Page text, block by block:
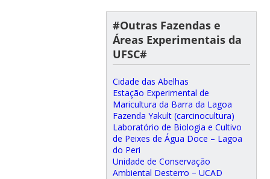
#Outras Fazendas e
Áreas Experimentais da
UFSC#
Cidade das Abelhas
Estação Experimental de
Maricultura da Barra da Lagoa
Fazenda Yakult (carcinocultura)
Laboratório de Biologia e Cultivo
de Peixes de Água Doce – Lagoa
do Peri
Unidade de Conservação
Ambiental Desterro – UCAD